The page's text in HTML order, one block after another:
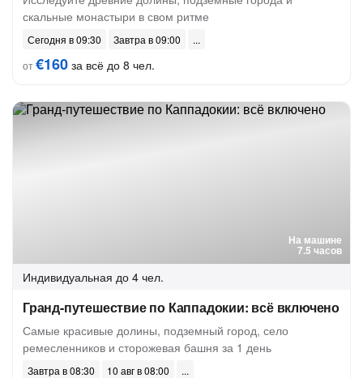
скальные монастыри в свом ритме
Сегодня в 09:30
Завтра в 09:00
от€160 за всё до 8 чел.
На машине
7.5 часов
Индивидуальная до 4 чел.
Гранд-путешествие по Каппадокии: всё включено
Самые красивые долины, подземный город, село
ремесленников и сторожевая башня за 1 день
Завтра в 08:30
10 авг в 08:00